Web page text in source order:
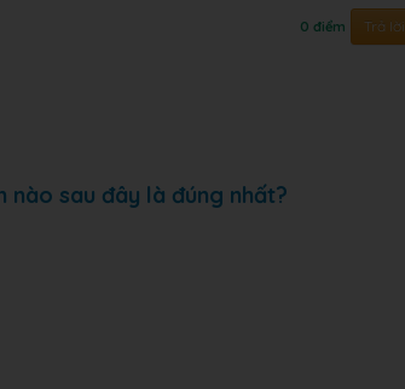
0 điểm Trả lời
nào sau đây là đúng nhất?